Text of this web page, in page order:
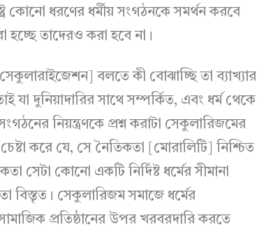
কোনো ধরণের ধর্মীয় সংগঠনকে সমর্থন করবে
হচ্ছে তাদেরও করা হবে না।
বলতে কী বোঝাচ্ছি তা ব্যাখ্যার
দুনিয়াদারির সাথে সম্পর্কিত, এবং ধর্ম থেকে
নিয়ন্ত্রণকে প্রশ্ন করাটা সেকুলারিজমের
করে যে, সে নৈতিকতা [মোরালিটি] নিশ্চিত
কোনো একটি নির্দিষ্ট ধর্মের সীমানা
বিস্তৃত। সেকুলারিজম সমাজে ধর্মের
প্রতিষ্ঠানের উপর খরবরদারি করতে